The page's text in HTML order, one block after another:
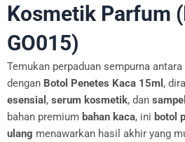
Kosmetik Parfum
GO015)
Temukan perpaduan sempurna
dengan Botol Penetes Kaca 15ml ,
esensial , serum kosmetik, dan
bahan premium bahan kaca, ini botol
ulang menawarkan hasil akhir yang